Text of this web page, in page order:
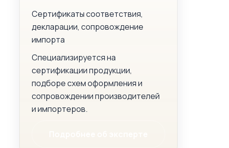
Сертификаты соответствия,
декларации, сопровождение
импорта
Специализируется на
сертификации продукции,
подборе схем оформления и
сопровождении производителей
и импортеров.